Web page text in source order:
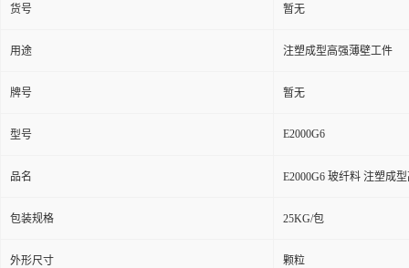
货号 暂无
用途 注塑成型高强薄壁工件
牌号 暂无
型号 E2000G6
品名 E2000G6 玻纤料 注塑成
包装规格 25KG/包
外形尺寸 颗粒